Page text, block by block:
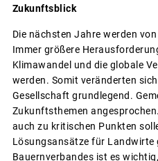
Zukunftsblick
Die nächsten Jahre werden
Immer größere
Klimawandel und die globale
werden. Somit veränderten
Gesellschaft grundlegend.
Zukunftsthemen
auch zu kritischen Punkten
Lösungsansätze für Landwirte
Bauernverbandes ist es